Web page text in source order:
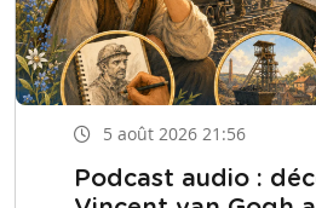
5 août 2026 21:56
Podcast audio :